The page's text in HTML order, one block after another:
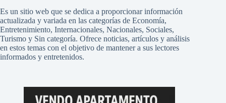
Es un sitio web que se dedica a proporcionar información
actualizada y variada en las categorías de Economía,
Entretenimiento, Internacionales, Nacionales, Sociales,
Turismo y Sin categoría. Ofrece noticias, artículos y análisis
en estos temas con el objetivo de mantener a sus lectores
informados y entretenidos.